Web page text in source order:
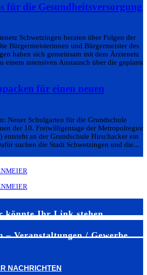
für die Gesundheitsversorgung
Schwetzingen beraten über Folgen der
Bürgermeisterinnen und Bürgermeister des
haben sich gemeinsam mit dem Ärztenetz
einem intensiven Austausch über die
für einen neuen
Neuer Schulgarten für die Grundschule
der 10. Freiwilligentage der Metropolregion
entsteht an der Grundschule Hirschacker ein
suchen die Stadt Schwetzingen und die...
könnte Ihr Link stehen
– Veranstaltungen / Gewerbe
NACHRICHTEN